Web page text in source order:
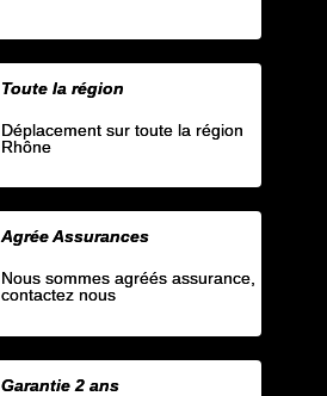
Toute la région
Déplacement sur toute la région
Rhône
Agrée Assurances
Nous sommes agréés assurance,
contactez nous
Garantie 2 ans